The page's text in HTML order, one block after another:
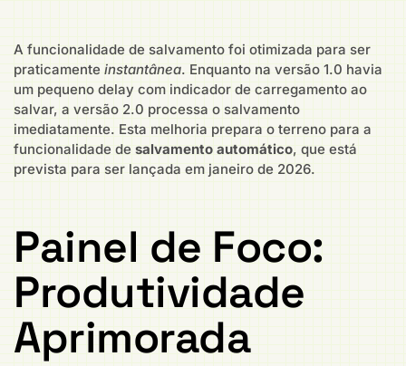
A funcionalidade de salvamento foi otimizada para ser
praticamente instantânea. Enquanto na versão 1.0 havia
um pequeno delay com indicador de carregamento ao
salvar, a versão 2.0 processa o salvamento
imediatamente. Esta melhoria prepara o terreno para a
funcionalidade de salvamento automático, que está
prevista para ser lançada em janeiro de 2026.
Painel de Foco:
Produtividade
Aprimorada